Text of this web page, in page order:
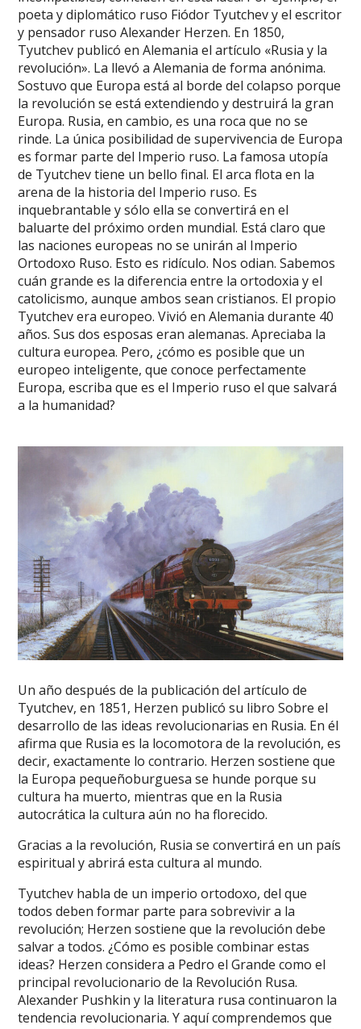
poeta y diplomático ruso Fiódor Tyutchev y el escritor
y pensador ruso Alexander Herzen. En 1850,
Tyutchev publicó en Alemania el artículo «Rusia y la
revolución». La llevó a Alemania de forma anónima.
Sostuvo que Europa está al borde del colapso porque
la revolución se está extendiendo y destruirá la gran
Europa. Rusia, en cambio, es una roca que no se
rinde. La única posibilidad de supervivencia de Europa
es formar parte del Imperio ruso. La famosa utopía
de Tyutchev tiene un bello final. El arca flota en la
arena de la historia del Imperio ruso. Es
inquebrantable y sólo ella se convertirá en el
baluarte del próximo orden mundial. Está claro que
las naciones europeas no se unirán al Imperio
Ortodoxo Ruso. Esto es ridículo. Nos odian. Sabemos
cuán grande es la diferencia entre la ortodoxia y el
catolicismo, aunque ambos sean cristianos. El propio
Tyutchev era europeo. Vivió en Alemania durante 40
años. Sus dos esposas eran alemanas. Apreciaba la
cultura europea. Pero, ¿cómo es posible que un
europeo inteligente, que conoce perfectamente
Europa, escriba que es el Imperio ruso el que salvará
a la humanidad?
Un año después de la publicación del artículo de
Tyutchev, en 1851, Herzen publicó su libro Sobre el
desarrollo de las ideas revolucionarias en Rusia. En él
afirma que Rusia es la locomotora de la revolución, es
decir, exactamente lo contrario. Herzen sostiene que
la Europa pequeñoburguesa se hunde porque su
cultura ha muerto, mientras que en la Rusia
autocrática la cultura aún no ha florecido.
Gracias a la revolución, Rusia se convertirá en un país
espiritual y abrirá esta cultura al mundo.
Tyutchev habla de un imperio ortodoxo, del que
todos deben formar parte para sobrevivir a la
revolución; Herzen sostiene que la revolución debe
salvar a todos. ¿Cómo es posible combinar estas
ideas? Herzen considera a Pedro el Grande como el
principal revolucionario de la Revolución Rusa.
Alexander Pushkin y la literatura rusa continuaron la
tendencia revolucionaria. Y aquí comprendemos que